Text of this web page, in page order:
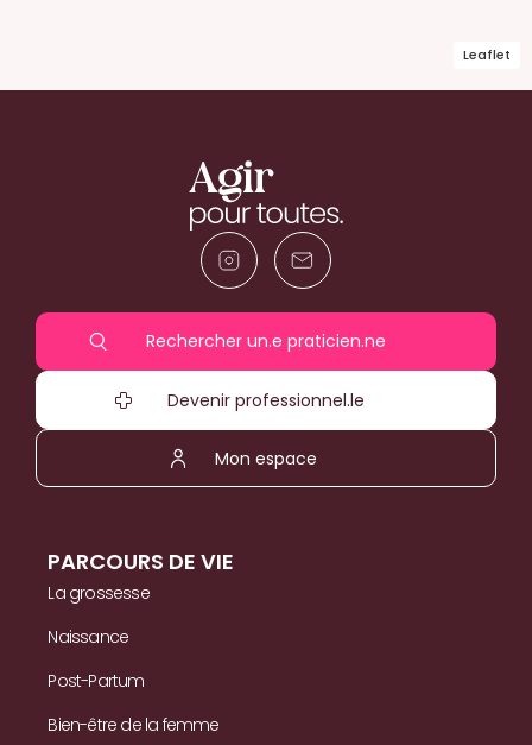
Leaflet
Rechercher un.e praticien.ne
Devenir professionnel.le
Mon espace
PARCOURS DE VIE
La grossesse
Naissance
Post-Partum
Bien-être de la femme